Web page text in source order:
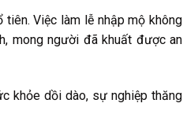
Việc làm lễ nhập mộ không
mong người đã khuất được an
khỏe dồi dào, sự nghiệp thăng